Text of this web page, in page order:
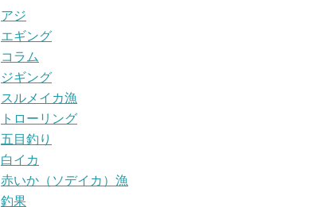
アジ
エギング
コラム
ジギング
スルメイカ漁
トローリング
五目釣り
白イカ
赤いか（ソデイカ）漁
釣果